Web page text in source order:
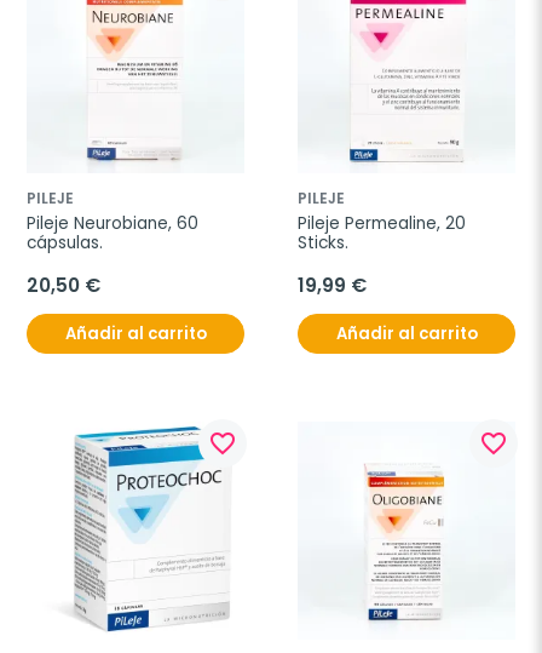
PILEJE
Pileje Neurobiane, 60
cápsulas.
20,50 €
Añadir al carrito
PILEJE
Pileje Permealine, 20
Sticks.
19,99 €
Añadir al carrito
favorite_border favorite_border